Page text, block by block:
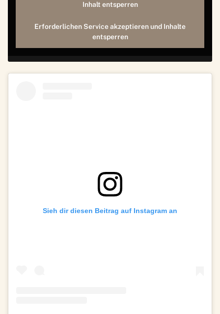
Inhalt entsperren
Erforderlichen Service akzeptieren und Inhalte
entsperren
Sieh dir diesen Beitrag auf Instagram an